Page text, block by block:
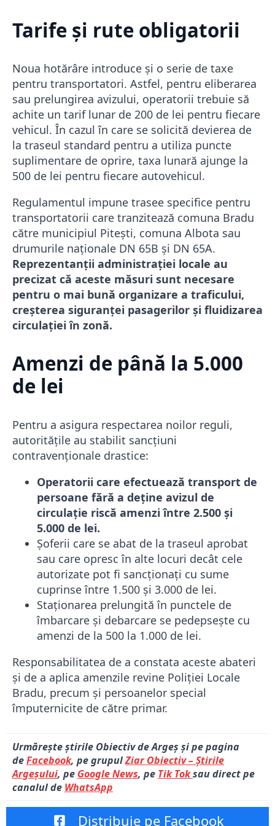
Tarife și rute obligatorii
Noua hotărâre introduce și o serie de taxe
pentru transportatori. Astfel, pentru eliberarea
sau prelungirea avizului, operatorii trebuie să
achite un tarif lunar de 200 de lei pentru fiecare
vehicul. În cazul în care se solicită devierea de
la traseul standard pentru a utiliza puncte
suplimentare de oprire, taxa lunară ajunge la
500 de lei pentru fiecare autovehicul.
Regulamentul impune trasee specifice pentru
transportatorii care tranzitează comuna Bradu
către municipiul Pitești, comuna Albota sau
drumurile naționale DN 65B și DN 65A.
Reprezentanții administrației locale au
precizat că aceste măsuri sunt necesare
pentru o mai bună organizare a traficului,
creșterea siguranței pasagerilor și fluidizarea
circulației în zonă.
Amenzi de până la 5.000
de lei
Pentru a asigura respectarea noilor reguli,
autoritățile au stabilit sancțiuni
contravenționale drastice:
Operatorii care efectuează transport de
persoane fără a deține avizul de
circulație riscă amenzi între 2.500 și
5.000 de lei.
Șoferii care se abat de la traseul aprobat
sau care opresc în alte locuri decât cele
autorizate pot fi sancționați cu sume
cuprinse între 1.500 și 3.000 de lei.
Staționarea prelungită în punctele de
îmbarcare și debarcare se pedepsește cu
amenzi de la 500 la 1.000 de lei.
Responsabilitatea de a constata aceste abateri
și de a aplica amenzile revine Poliției Locale
Bradu, precum și persoanelor special
împuternicite de către primar.
Urmărește știrile Obiectiv de Argeș și pe pagina
deFacebook, pe grupulZiar Obiectiv – Știrile
Argeșului, pe Google News, pe Tik Toksau direct pe
canalul de WhatsApp
Distribuie pe Facebook